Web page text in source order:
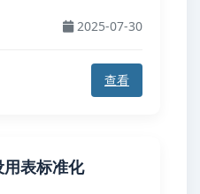
2025-07-30
查看
表标准化